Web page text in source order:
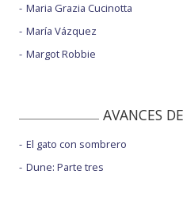
Maria Grazia Cucinotta
María Vázquez
Margot Robbie
AVANCES
El gato con sombrero
Dune: Parte tres